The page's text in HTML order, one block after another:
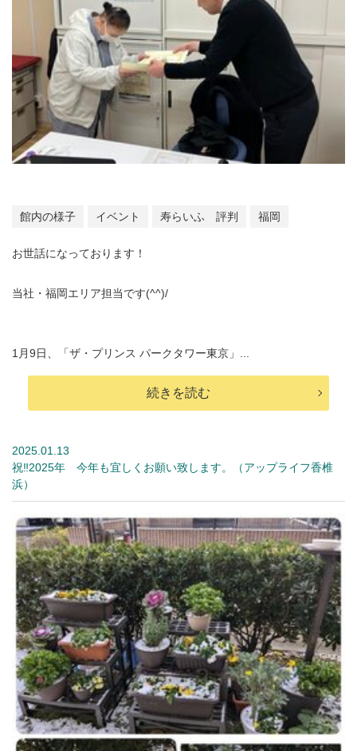
館内の様子 イベント 寿らいふ 評判 福岡
お世話になっております！
当社・福岡エリア担当です(^^)/
1月9日、「ザ・プリンス パークタワー東京」...
続きを読む
2025.01.13
祝‼2025年 今年も宜しくお願い致します。（アップライフ香椎
浜）